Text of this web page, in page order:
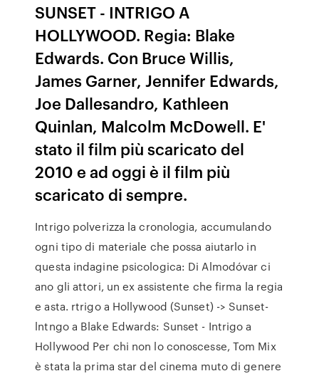
SUNSET - INTRIGO A
HOLLYWOOD. Regia: Blake
Edwards. Con Bruce Willis,
James Garner, Jennifer Edwards,
Joe Dallesandro, Kathleen
Quinlan, Malcolm McDowell. E'
stato il film più scaricato del
2010 e ad oggi è il film più
scaricato di sempre.
Intrigo polverizza la cronologia, accumulando
ogni tipo di materiale che possa aiutarlo in
questa indagine psicologica: Di Almodóvar ci
ano gli attori, un ex assistente che firma la regia
e asta. rtrigo a Hollywood (Sunset) -> Sunset-
lntngo a Blake Edwards: Sunset - Intrigo a
Hollywood Per chi non lo conoscesse, Tom Mix
è stata la prima star del cinema muto di genere